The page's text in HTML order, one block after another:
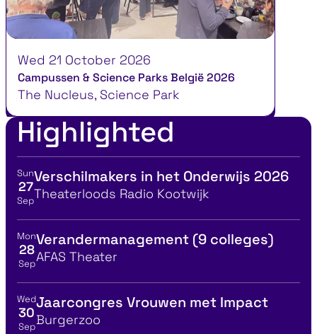
Campussen & Science Parks België 2026
Wed 21 October 2026
The Nucleus, Science Park
Highlighted
View event details for:
Sun
27
Sep
Verschilmakers in het Onderwijs 2026
Location
Theaterloods Radio Kootwijk
View event details for:
Mon
28
Sep
Verandermanagement (9 colleges)
Location
AFAS Theater
View event details for:
Wed
30
Sep
Jaarcongres Vrouwen met Impact
Location
Burgerzoo